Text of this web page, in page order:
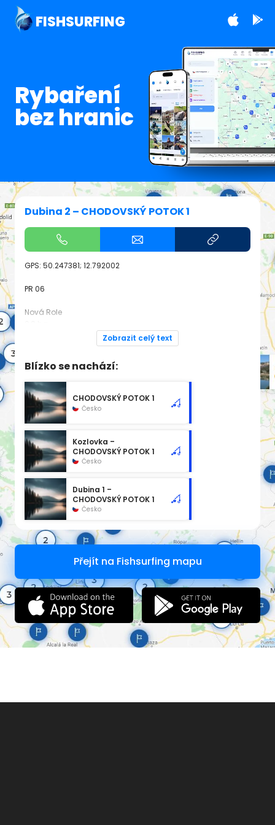
FISHSURFING
Rybaření
bez hranic
Dubina 2 – CHODOVSKÝ POTOK 1
GPS: 50.247381; 12.792002
PR 06
Nová Role
Dodatek pro rok 2025:
Zobrazit celý text
Blízko se nachází:
CHODOVSKÝ POTOK 1
Česko
Kozlovka –
CHODOVSKÝ POTOK 1
Česko
Dubina 1 –
CHODOVSKÝ POTOK 1
Česko
Přejít na Fishsurfing mapu